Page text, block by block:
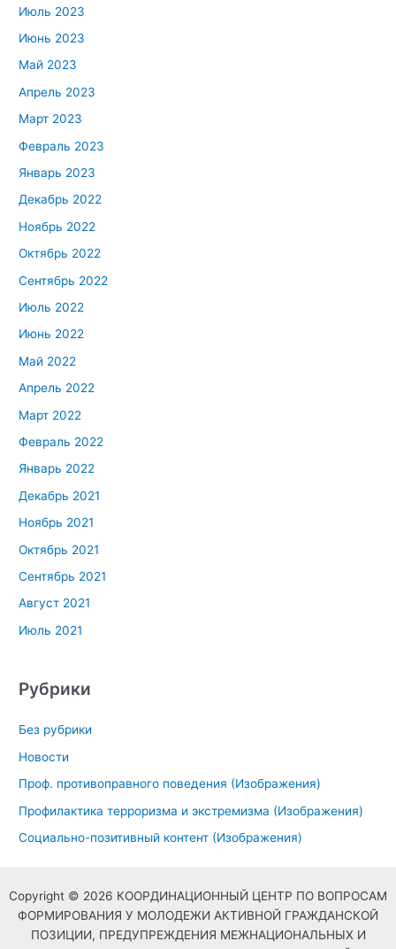
Июль 2023
Июнь 2023
Май 2023
Апрель 2023
Март 2023
Февраль 2023
Январь 2023
Декабрь 2022
Ноябрь 2022
Октябрь 2022
Сентябрь 2022
Июль 2022
Июнь 2022
Май 2022
Апрель 2022
Март 2022
Февраль 2022
Январь 2022
Декабрь 2021
Ноябрь 2021
Октябрь 2021
Сентябрь 2021
Август 2021
Июль 2021
Рубрики
Без рубрики
Новости
Проф. противоправного поведения (Изображения)
Профилактика терроризма и экстремизма (Изображения)
Социально-позитивный контент (Изображения)
Copyright © 2026 КООРДИНАЦИОННЫЙ ЦЕНТР ПО ВОПРОСАМ
ФОРМИРОВАНИЯ У МОЛОДЕЖИ АКТИВНОЙ ГРАЖДАНСКОЙ
ПОЗИЦИИ, ПРЕДУПРЕЖДЕНИЯ МЕЖНАЦИОНАЛЬНЫХ И